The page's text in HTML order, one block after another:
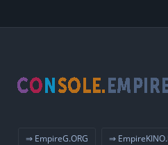
⇒ EmpireG.ORG ⇒